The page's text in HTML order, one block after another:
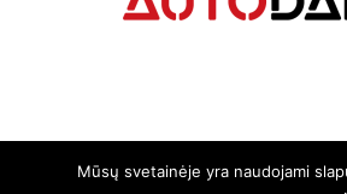
Mūsų svetainėje yra naudojami